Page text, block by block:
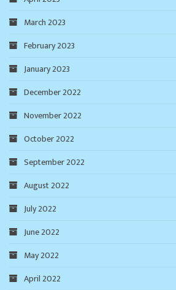
March 2023
February 2023
January 2023
December 2022
November 2022
October 2022
September 2022
August 2022
July 2022
June 2022
May 2022
April 2022